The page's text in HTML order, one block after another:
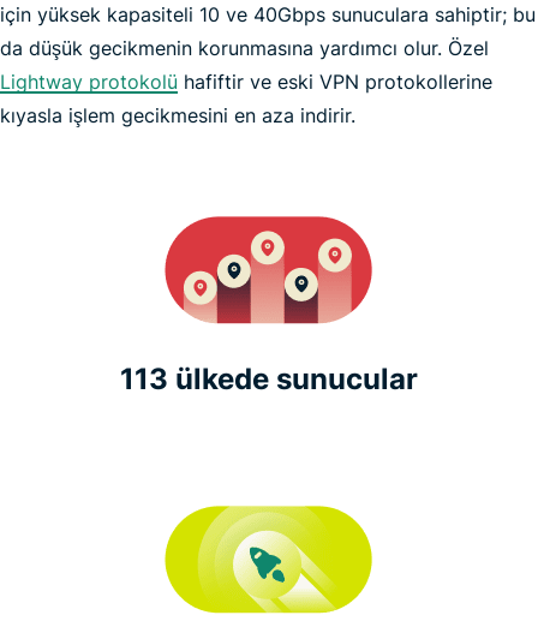
için yüksek kapasiteli 10 ve 40Gbps sunuculara sahiptir; bu
da düşük gecikmenin korunmasına yardımcı olur. Özel
Lightway protokolü hafiftir ve eski VPN protokollerine
kıyasla işlem gecikmesini en aza indirir.
Pokémon GO
113 ülkede sunucular